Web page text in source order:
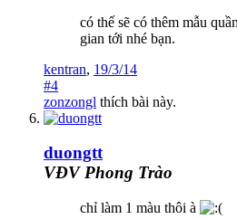
có thế sẽ có thêm mẫu
gian tới nhé bạn.
kentran, 19/3/14
#4
zonzongl thích bài này.
duongtt
VĐV Phong Trào
chỉ làm 1 màu thôi à